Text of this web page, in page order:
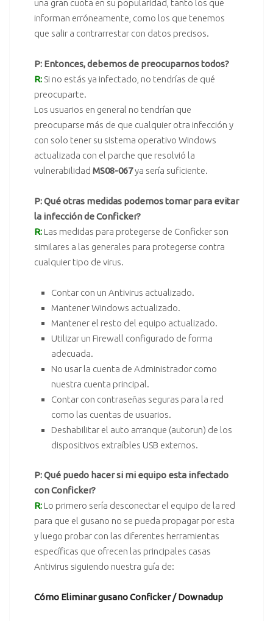
una gran cuota en su popularidad, tanto los que
informan erróneamente, como los que tenemos
que salir a contrarrestar con datos precisos.
P: Entonces, debemos de preocuparnos todos?
R:Si no estás ya infectado, no tendrías de qué
preocuparte.
Los usuarios en general no tendrían que
preocuparse más de que cualquier otra infección y
con solo tener su sistema operativo Windows
actualizada con el parche que resolvió la
vulnerabilidad MS08-067ya sería suficiente.
P: Qué otras medidas podemos tomar para evitar
la infección de Conficker?
R:Las medidas para protegerse de Conficker son
similares a las generales para protegerse contra
cualquier tipo de virus.
Contar con unAntivirus actualizado.
Mantener Windows actualizado.
Mantener el resto del equipo actualizado.
Utilizar un Firewall configurado de forma
adecuada.
No usar la cuenta de Administrador como
nuestra cuenta principal.
Contar con contraseñas seguras para la red
como las cuentas de usuarios.
Deshabilitar el auto arranque (autorun) de los
dispositivos extraíbles USB externos.
P: Qué puedo hacer si mi equipo esta infectado
con Conficker?
R:Lo primero sería desconectar el equipo de la red
para que el gusano no se pueda propagar por esta
y luego probar con las diferentes herramientas
específicas que ofrecen las principales casas
Antivirus siguiendo nuestra guía de:
Cómo Eliminar gusano Conficker / Downadup